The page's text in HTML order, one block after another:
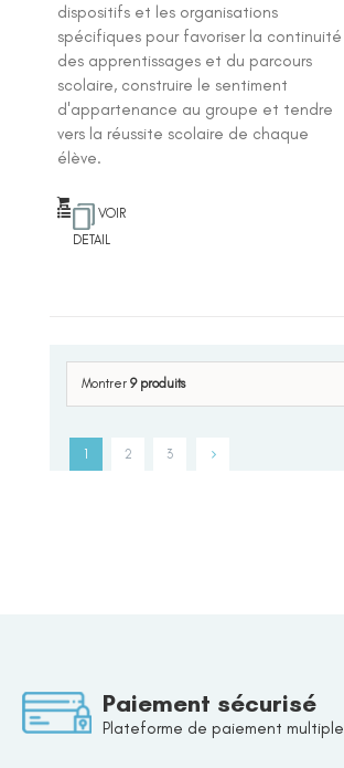
dispositifs et les organisations
spécifiques pour favoriser la continuité
des apprentissages et du parcours
scolaire, construire le sentiment
d'appartenance au groupe et tendre
vers la réussite scolaire de chaque
élève.
VOIR
DETAIL
Montrer 9 produits
1 2 3
Paiement sécurisé
Plateforme de paiement multiple